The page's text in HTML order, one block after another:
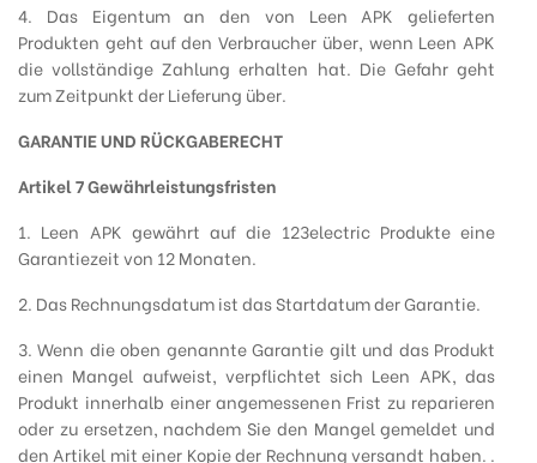
4. Das Eigentum an den von Leen APK gelieferten
Produkten geht auf den Verbraucher über, wenn Leen APK
die vollständige Zahlung erhalten hat. Die Gefahr geht
zum Zeitpunkt der Lieferung über.
GARANTIE UND RÜCKGABERECHT
Artikel 7 Gewährleistungsfristen
1. Leen APK gewährt auf die 123electric Produkte eine
Garantiezeit von 12 Monaten.
2. Das Rechnungsdatum ist das Startdatum der Garantie.
3. Wenn die oben genannte Garantie gilt und das Produkt
einen Mangel aufweist, verpflichtet sich Leen APK, das
Produkt innerhalb einer angemessenen Frist zu reparieren
oder zu ersetzen, nachdem Sie den Mangel gemeldet und
den Artikel mit einer Kopie der Rechnung versandt haben. .